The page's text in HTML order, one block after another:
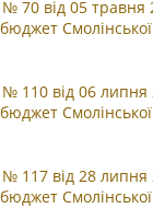
70 від 05
110 від 06
117 від 28